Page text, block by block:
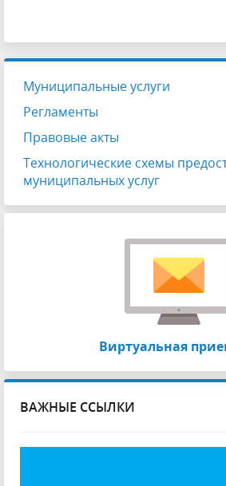
Муниципальные услуги
Регламенты
Правовые акты
Технологические схемы
муниципальных услуг
Виртуальная
ВАЖНЫЕ ССЫЛКИ